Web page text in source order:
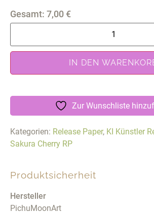
Gesamt: 7,00 €
IN DEN
Zur Wunschliste
Kategorien: Release Paper, KI Künstler
Sakura Cherry RP
Produktsicherheit
Hersteller
PichuMoonArt